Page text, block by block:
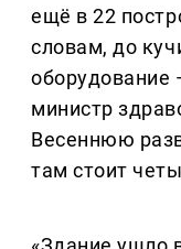
ещё в 22
словам, до
министр
Весеннюю
там стоит